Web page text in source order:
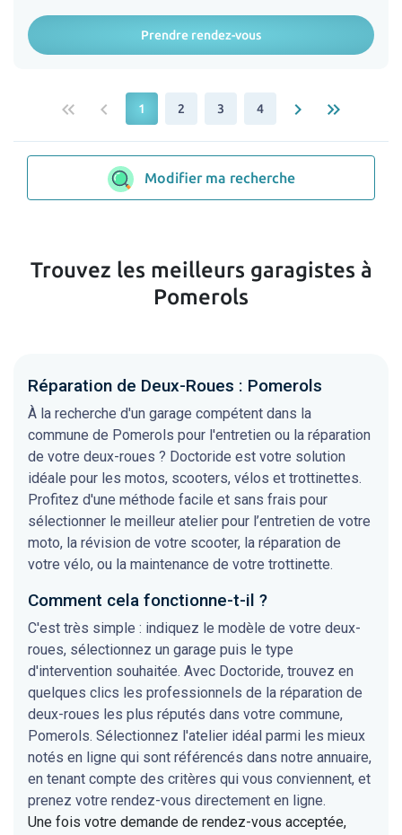
Prendre rendez-vous
keyboard_double_arrow_left keyboard_arrow_left 1 2 3 4 keyboard_arrow_right keyboard_double_arrow_right
Modifier ma recherche
Trouvez les meilleurs garagistes à
Pomerols
Réparation de Deux-Roues : Pomerols
À la recherche d'un garage compétent dans la
commune de Pomerols pour l'entretien ou la réparation
de votre deux-roues ? Doctoride est votre solution
idéale pour les motos, scooters, vélos et trottinettes.
Profitez d'une méthode facile et sans frais pour
sélectionner le meilleur atelier pour l’entretien de votre
moto, la révision de votre scooter, la réparation de
votre vélo, ou la maintenance de votre trottinette.
Comment cela fonctionne-t-il ?
C'est très simple : indiquez le modèle de votre deux-
roues, sélectionnez un garage puis le type
d'intervention souhaitée. Avec Doctoride, trouvez en
quelques clics les professionnels de la réparation de
deux-roues les plus réputés dans votre commune,
Pomerols. Sélectionnez l'atelier idéal parmi les mieux
notés en ligne qui sont référencés dans notre annuaire,
en tenant compte des critères qui vous conviennent, et
prenez votre rendez-vous directement en ligne.
Une fois votre demande de rendez-vous acceptée,